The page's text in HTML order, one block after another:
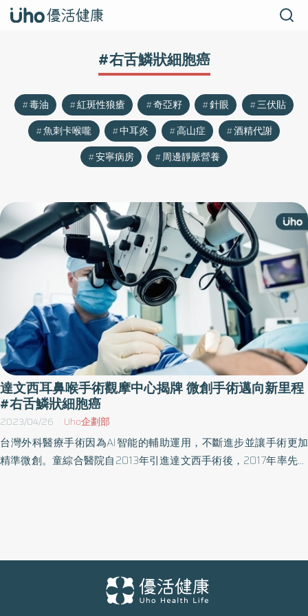
#右舌鱗狀細胞癌
毒油 紅斑性狼瘡 奇亞籽 針眼
三伏貼
魚刺卡喉嚨
中耳炎 高山症
酒精代謝
安寧病房
周邊靜脈營養
達文西耳鼻喉手術觀摩中心揭牌 微創手術邁向新里程
#右舌鱗狀細胞癌
2023/04/26 Uho企劃部
台灣外科醫療手術因為AI智能的輔助運用，不斷進步並讓手術更加
精準微創。童綜合醫院自2013年引進達文西手術後，2017年率先成
觀摩指導醫師資格，促使更多國內外醫師都能到童醫院，學習如何
運用達文西機械手臂系統進行頭頸部微創手術，讓精準微創手術更